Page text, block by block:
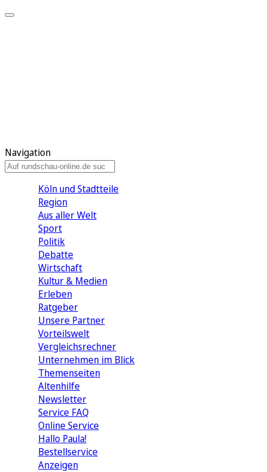
Navigation
Köln und Stadtteile
Region
Aus aller Welt
Sport
Politik
Debatte
Wirtschaft
Kultur & Medien
Erleben
Ratgeber
Unsere Partner
Vorteilswelt
Vergleichsrechner
Unternehmen im Blick
Themenseiten
Altenhilfe
Newsletter
Service FAQ
Online Service
Hallo Paula!
Bestellservice
Anzeigen